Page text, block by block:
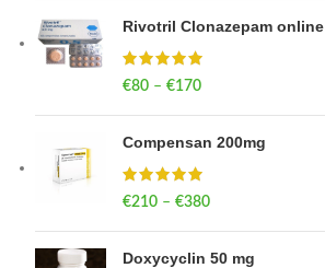
Rivotril Clonazepam online
€80 – €170
Compensan 200mg
€210 – €380
Doxycyclin 50 mg